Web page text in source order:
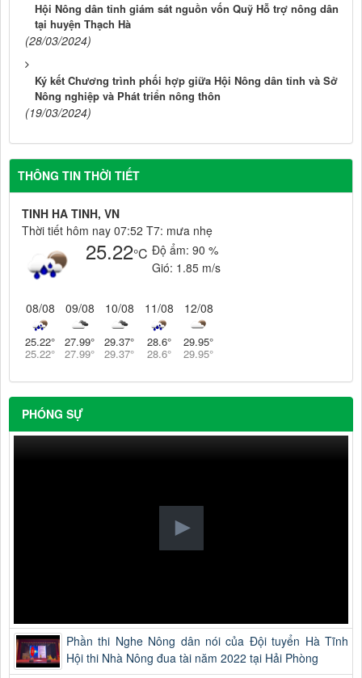
Hội Nông dân tỉnh giám sát nguồn vốn Quỹ Hỗ trợ nông dân
tại huyện Thạch Hà
(28/03/2024)
Ký kết Chương trình phối hợp giữa Hội Nông dân tỉnh và Sở
Nông nghiệp và Phát triển nông thôn
(19/03/2024)
THÔNG TIN THỜI TIẾT
TINH HA TINH, VN
Thời tiết hôm nay 07:52 T7: mưa nhẹ
25.22°C Độ ẩm: 90 %
Gió: 1.85 m/s
08/08
25.22°
25.22°
09/08
27.99°
27.99°
10/08
29.37°
29.37°
11/08
28.6°
28.6°
12/08
29.95°
29.95°
PHÓNG SỰ
Phần thi Nghe Nông dân nói của Đội tuyển Hà Tĩnh
Hội thi Nhà Nông đua tài năm 2022 tại Hải Phòng